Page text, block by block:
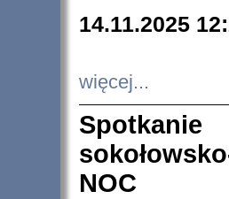
14.11.2025
więcej...
NOC